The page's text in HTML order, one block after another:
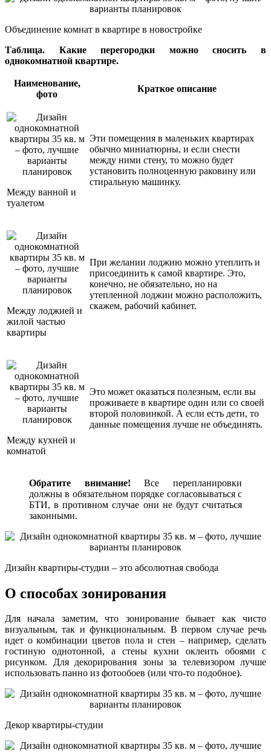
Объединение комнат в квартире в новостройке
Таблица. Какие перегородки можно сносить в
однокомнатной квартире.
Наименование,
фото
Краткое описание
Между ванной и
туалетом
Эти помещения в маленьких квартирах
обычно миниатюрны, и если снести
между ними стену, то можно будет
установить полноценную раковину или
стиральную машинку.
Между лоджией и
жилой частью
квартиры
При желании лоджию можно утеплить и
присоединить к самой квартире. Это,
конечно, не обязательно, но на
утепленной лоджии можно расположить,
скажем, рабочий кабинет.
Между кухней и
комнатой
Это может оказаться полезным, если вы
проживаете в квартире один или со своей
второй половинкой. А если есть дети, то
данные помещения лучше не объединять.
Обратите внимание! Все перепланировки
должны в обязательном порядке согласовываться с
БТИ, в противном случае они не будут считаться
законными.
Дизайн квартиры-студии – это абсолютная свобода
О способах зонирования
Для начала заметим, что зонирование бывает как чисто
визуальным, так и функциональным. В первом случае речь
идет о комбинации цветов пола и стен – например, сделать
гостиную однотонной, а стены кухни оклеить обоями с
рисунком. Для декорирования зоны за телевизором лучше
использовать панно из фотообоев (или что-то подобное).
Декор квартиры-студии